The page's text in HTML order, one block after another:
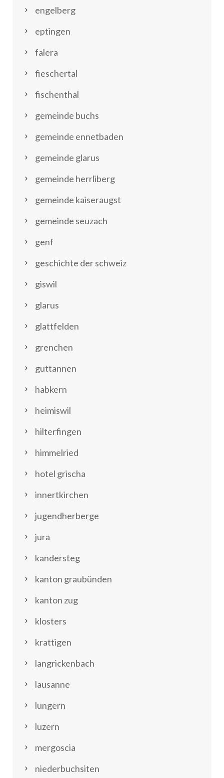
engelberg
eptingen
falera
fieschertal
fischenthal
gemeinde buchs
gemeinde ennetbaden
gemeinde glarus
gemeinde herrliberg
gemeinde kaiseraugst
gemeinde seuzach
genf
geschichte der schweiz
giswil
glarus
glattfelden
grenchen
guttannen
habkern
heimiswil
hilterfingen
himmelried
hotel grischa
innertkirchen
jugendherberge
jura
kandersteg
kanton graubünden
kanton zug
klosters
krattigen
langrickenbach
lausanne
lungern
luzern
mergoscia
niederbuchsiten